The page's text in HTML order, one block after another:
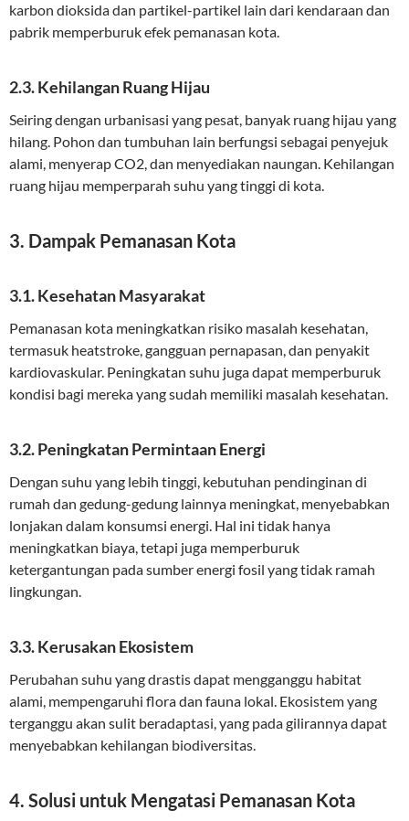
karbon dioksida dan partikel-partikel lain dari kendaraan dan
pabrik memperburuk efek pemanasan kota.
2.3. Kehilangan Ruang Hijau
Seiring dengan urbanisasi yang pesat, banyak ruang hijau yang
hilang. Pohon dan tumbuhan lain berfungsi sebagai penyejuk
alami, menyerap CO2, dan menyediakan naungan. Kehilangan
ruang hijau memperparah suhu yang tinggi di kota.
3. Dampak Pemanasan Kota
3.1. Kesehatan Masyarakat
Pemanasan kota meningkatkan risiko masalah kesehatan,
termasuk heatstroke, gangguan pernapasan, dan penyakit
kardiovaskular. Peningkatan suhu juga dapat memperburuk
kondisi bagi mereka yang sudah memiliki masalah kesehatan.
3.2. Peningkatan Permintaan Energi
Dengan suhu yang lebih tinggi, kebutuhan pendinginan di
rumah dan gedung-gedung lainnya meningkat, menyebabkan
lonjakan dalam konsumsi energi. Hal ini tidak hanya
meningkatkan biaya, tetapi juga memperburuk
ketergantungan pada sumber energi fosil yang tidak ramah
lingkungan.
3.3. Kerusakan Ekosistem
Perubahan suhu yang drastis dapat mengganggu habitat
alami, mempengaruhi flora dan fauna lokal. Ekosistem yang
terganggu akan sulit beradaptasi, yang pada gilirannya dapat
menyebabkan kehilangan biodiversitas.
4. Solusi untuk Mengatasi Pemanasan Kota